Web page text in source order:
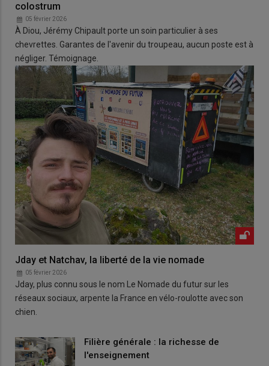
colostrum
05 février 2026
À Diou, Jérémy Chipault porte un soin particulier à ses
chevrettes. Garantes de l'avenir du troupeau, aucun poste est à
négliger. Témoignage.
Jday et Natchav, la liberté de la vie nomade
05 février 2026
Jday, plus connu sous le nom Le Nomade du futur sur les
réseaux sociaux, arpente la France en vélo-roulotte avec son
chien.
Filière générale : la richesse de
l'enseignement